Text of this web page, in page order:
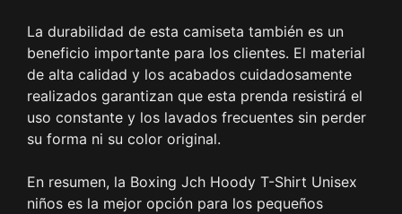
La durabilidad de esta camiseta también es un
beneficio importante para los clientes. El material
de alta calidad y los acabados cuidadosamente
realizados garantizan que esta prenda resistirá el
uso constante y los lavados frecuentes sin perder
su forma ni su color original.
En resumen, la Boxing Jch Hoody T-Shirt Unisex
niños es la mejor opción para los pequeños